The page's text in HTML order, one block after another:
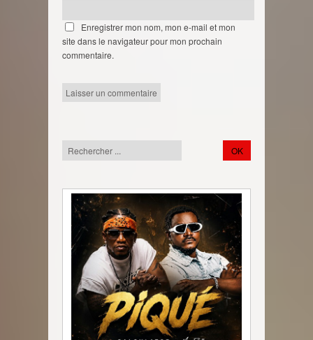
Enregistrer mon nom, mon e-mail et mon
site dans le navigateur pour mon prochain
commentaire.